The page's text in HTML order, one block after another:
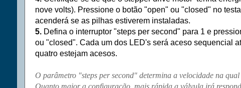
nove volts). Pressione o botão "open" ou "closed" no
acenderá se as pilhas estiverem instaladas.
5.Defina o interruptor "steps per second" para 1 e
ou "closed". Cada um dos LED's será aceso sequencial
quatro estejam acesos.
O parâmetro "steps per second" determina a velocidade na
Quanto maior a configuração, mais rápida a válvula irá